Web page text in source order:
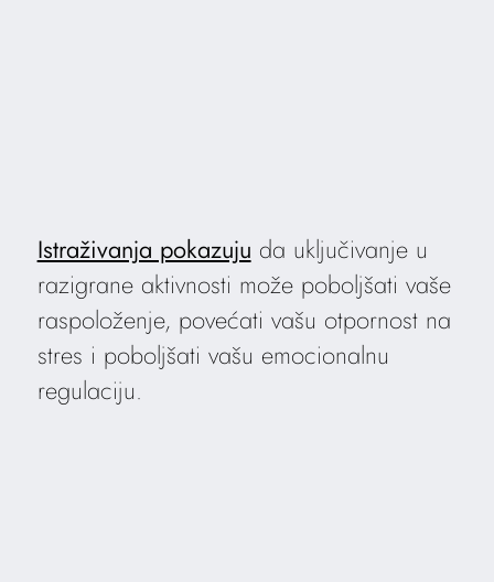
Istraživanja pokazuju da uključivanje u
razigrane aktivnosti može poboljšati vaše
raspoloženje, povećati vašu otpornost na
stres i poboljšati vašu emocionalnu
regulaciju.